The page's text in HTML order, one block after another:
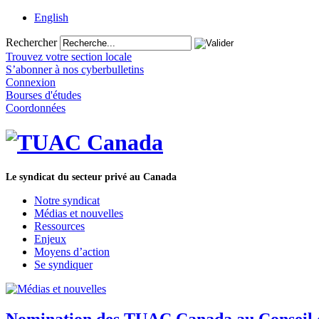
English
Rechercher
Trouvez votre section locale
S’abonner à nos cyberbulletins
Connexion
Bourses d'études
Coordonnées
Le syndicat du secteur privé au Canada
Notre syndicat
Médias et nouvelles
Ressources
Enjeux
Moyens d’action
Se syndiquer